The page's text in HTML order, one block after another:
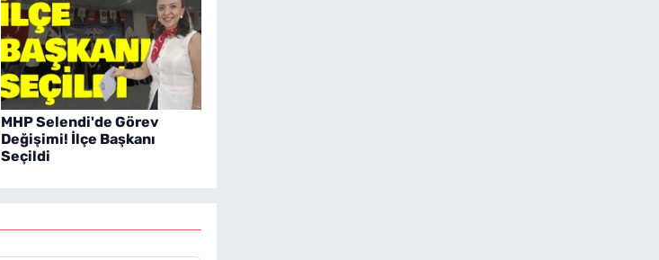
MHP Selendi'de Görev
Değişimi! İlçe Başkanı
Seçildi